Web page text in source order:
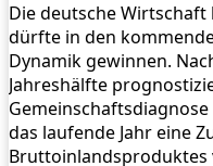
Die deutsche
dürfte in den
Dynamik gewinnen.
Jahreshälfte
das laufende Jahr eine
Bruttoinlandsproduktes